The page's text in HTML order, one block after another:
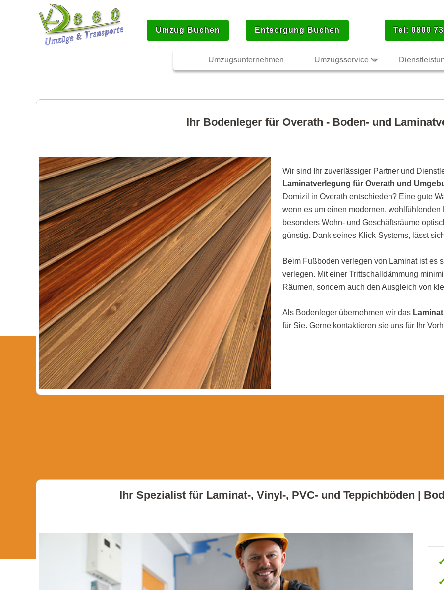
Umzug Buchen Entsorgung Buchen Tel: 0800
Umzugsunternehmen Umzugsservice
Ihr Bodenleger für Overath - Boden- und
Wir sind Ihr zuverlässiger Partner und
Laminatverlegung für Overath und
Domizil in Overath entschieden? Eine gute
wenn es um einen modernen,
besonders Wohn- und Geschäftsräume
günstig. Dank seines Klick-Systems, lässt
Beim Fußboden verlegen von Laminat ist es
verlegen. Mit einer Trittschalldämmung
Räumen, sondern auch den Ausgleich von
Als Bodenleger übernehmen wir das
für Sie. Gerne kontaktieren sie uns für Ihr
Ihr Spezialist für Laminat-, Vinyl-, PVC- und Teppichböden |